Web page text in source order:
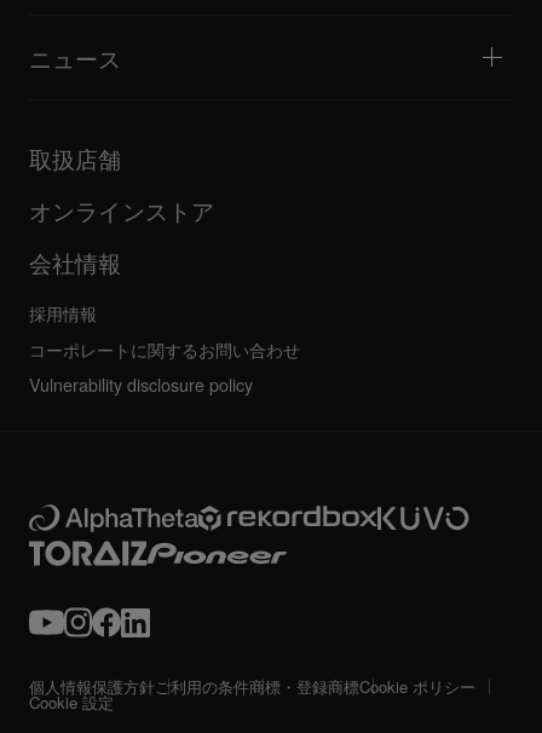
ファームウェア・ドライバのダウンロード
FAQ
コミュニティフォーラム
サービス、修理、保証
ニュース
企業情報
その他
取扱店舗
オンラインストア
会社情報
採用情報
コーポレートに関するお問い合わせ
Vulnerability disclosure policy
個人情報保護方針ご利用の条件商標・登録商標Cookie ポリシー
Cookie 設定